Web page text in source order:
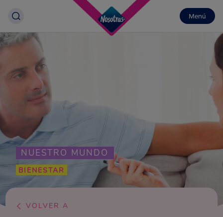
Menú
NUESTRO MUNDO
BIENESTAR
VOLVER A